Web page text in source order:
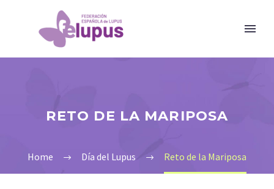
RETO DE LA MARIPOSA
Home Día del Lupus Reto de la Mariposa